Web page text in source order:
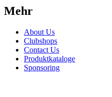
Mehr
About Us
Clubshops
Contact Us
Produktkataloge
Sponsoring